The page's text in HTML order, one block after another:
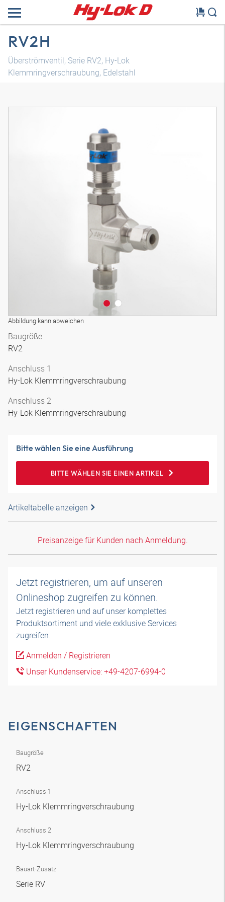
RV2H
Überströmventil, Serie RV2, Hy-Lok
Klemmringverschraubung, Edelstahl
Abbildung kann abweichen
Baugröße
RV2
Anschluss 1
Hy-Lok Klemmringverschraubung
Anschluss 2
Hy-Lok Klemmringverschraubung
Bitte wählen Sie eine Ausführung
BITTE WÄHLEN SIE EINEN ARTIKEL
Artikeltabelle anzeigen
Preisanzeige für Kunden nach Anmeldung.
Jetzt registrieren, um auf unseren
Onlineshop zugreifen zu können.
Jetzt registrieren und auf unser komplettes
Produktsortiment und viele exklusive Services
zugreifen.
Anmelden / Registrieren
Unser Kundenservice: +49-4207-6994-0
EIGENSCHAFTEN
Baugröße
RV2
Anschluss 1
Hy-Lok Klemmringverschraubung
Anschluss 2
Hy-Lok Klemmringverschraubung
Bauart-Zusatz
Serie RV